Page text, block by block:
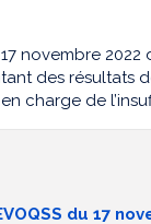
novembre
des résultats
charge de
du 17